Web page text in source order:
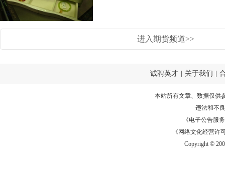
进入期货频道>>
诚聘英才 关于我们
本站所有文章、数据仅供
违法和不
《电子公告服务
《网络文化经营许
Copyright ©